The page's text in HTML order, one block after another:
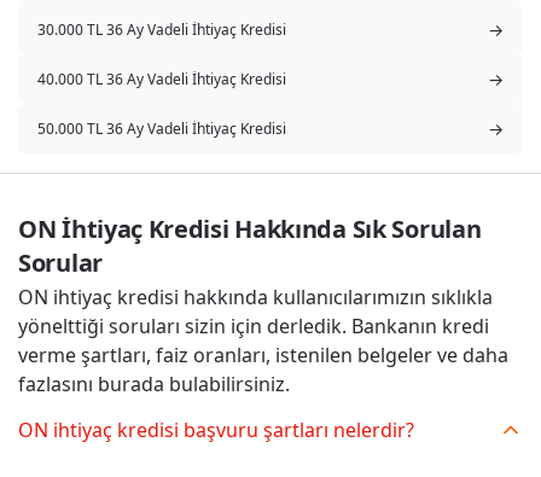
30.000 TL 36 Ay Vadeli İhtiyaç Kredisi →
40.000 TL 36 Ay Vadeli İhtiyaç Kredisi →
50.000 TL 36 Ay Vadeli İhtiyaç Kredisi →
ON İhtiyaç Kredisi Hakkında Sık Sorulan
Sorular
ON ihtiyaç kredisi hakkında kullanıcılarımızın sıklıkla
yönelttiği soruları sizin için derledik. Bankanın kredi
verme şartları, faiz oranları, istenilen belgeler ve daha
fazlasını burada bulabilirsiniz.
ON ihtiyaç kredisi başvuru şartları nelerdir?